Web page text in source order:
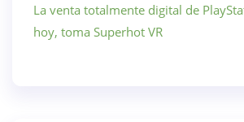
La venta totalmente digital de
hoy, toma Superhot VR